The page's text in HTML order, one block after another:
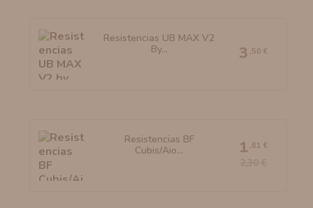
Resistencias UB MAX V2
By...
3 ,50 €
Resistencias BF
Cubis/Aio...
1 ,61 €